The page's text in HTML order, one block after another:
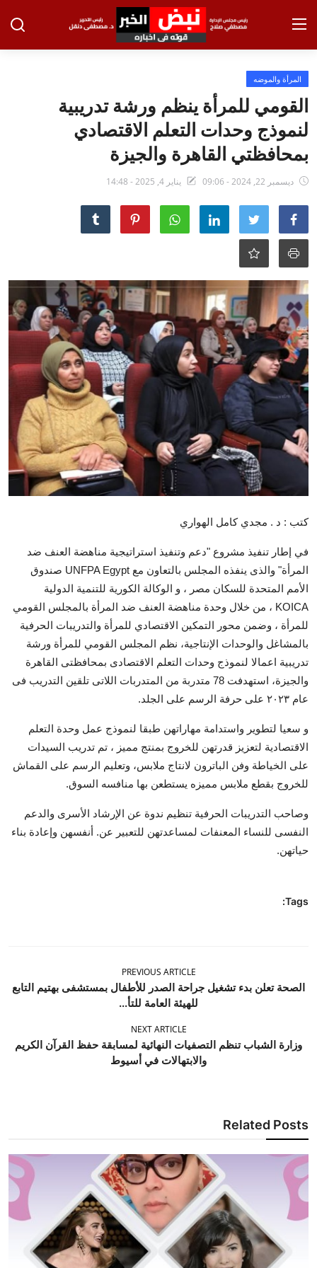
تسجيل الدخول
الرئيسية
الاخبار
الاقتصاد
الحوادث
التعليم
الفن والثقافة
تكنولوجيا وإتصالات
الرياضة
المحافظات
المجتمع والمنوعات
أراء و مقالات
فيديوهات
المرأة والموضه
القومي للمرأة ينظم ورشة تدريبية
لنموذج وحدات التعلم الاقتصادي
بمحافظتي القاهرة والجيزة
ديسمبر 22, 2024 - 09:06 يناير 4, 2025 - 14:48
كتب : د . مجدي كامل الهواري
في إطار تنفيذ مشروع "دعم وتنفيذ استراتيجية مناهضة العنف ضد
المرأة" والذى ينفذه المجلس بالتعاون مع UNFPA Egypt صندوق
الأمم المتحدة للسكان مصر ، و الوكالة الكورية للتنمية الدولية
KOICA ، من خلال وحدة مناهضة العنف ضد المرأة بالمجلس القومي
للمرأة ، وضمن محور التمكين الاقتصادي للمرأة والتدريبات الحرفية
بالمشاغل والوحدات الإنتاجية، نظم المجلس القومي للمرأة ورشة
تدريبية اعمالا لنموذج وحدات التعلم الاقتصادى بمحافظتى القاهرة
والجيزة، استهدفت 78 متدربة من المتدربات اللاتى تلقين التدريب فى
عام ٢٠٢٣ على حرفة الرسم على الجلد.
و سعيا لتطوير واستدامة مهاراتهن طبقا لنموذج عمل وحدة التعلم
الاقتصادية لتعزيز قدرتهن للخروج بمنتج مميز ، تم تدريب السيدات
على الخياطة وفن الباترون لانتاج ملابس، وتعليم الرسم على القماش
للخروج بقطع ملابس مميزه يستطعن بها منافسه السوق.
وصاحب التدريبات الحرفية تنظيم ندوة عن الإرشاد الأسرى والدعم
النفسى للنساء المعنفات لمساعدتهن للتعبير عن. أنفسهن وإعادة بناء
حياتهن.
Tags:
PREVIOUS ARTICLE
الصحة تعلن بدء تشغيل جراحة الصدر للأطفال بمستشفى بهتيم التابع
للهيئة العامة للتأ...
NEXT ARTICLE
وزارة الشباب تنظم التصفيات النهائية لمسابقة حفظ القرآن الكريم
والابتهالات في أسيوط
Related Posts